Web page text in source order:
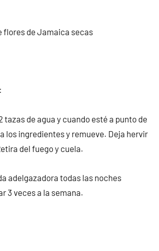
flores de Jamaica secas
tazas de agua y cuando esté a punto de
los ingredientes y remueve. Deja hervir
del fuego y cuela.
adelgazadora todas las noches
3 veces a la semana.